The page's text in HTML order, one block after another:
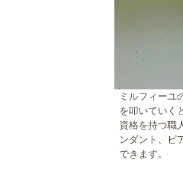
ミルフィーユ
を叩いていく
資格を持つ職
ンダント、ピ
できます。